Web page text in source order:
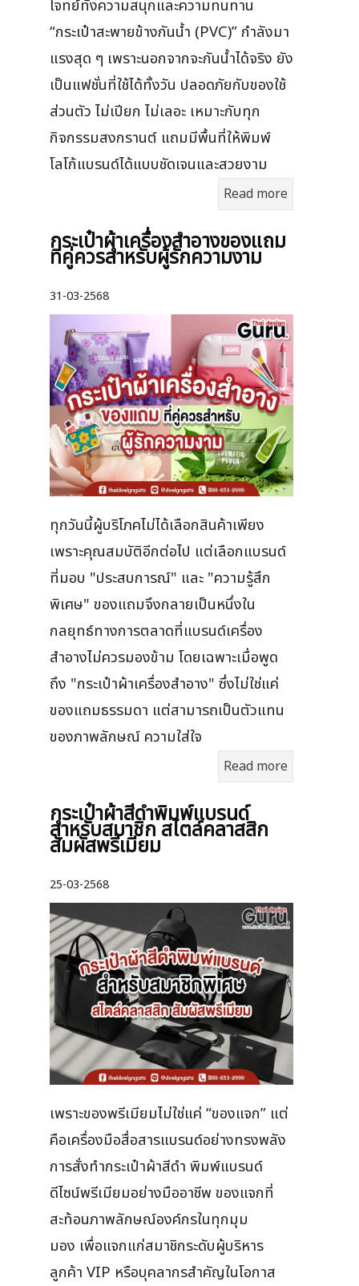
โจทย์ทั้งความสนุกและความทนทาน
“กระเป๋าสะพายข้างกันน้ำ (PVC)” กำลังมา
แรงสุด ๆ เพราะนอกจากจะกันน้ำได้จริง ยัง
เป็นแฟชั่นที่ใช้ได้ทั้งวัน ปลอดภัยกับของใช้
ส่วนตัว ไม่เปียก ไม่เลอะ เหมาะกับทุก
กิจกรรมสงกรานต์ แถมมีพื้นที่ให้พิมพ์
โลโก้แบรนด์ได้แบบชัดเจนและสวยงาม
Read more
กระเป๋าผ้าเครื่องสําอางของแถม
ที่คู่ควรสำหรับผู้รักความงาม
31-03-2568
ทุกวันนี้ผู้บริโภคไม่ได้เลือกสินค้าเพียง
เพราะคุณสมบัติอีกต่อไป แต่เลือกแบรนด์
ที่มอบ "ประสบการณ์" และ "ความรู้สึก
พิเศษ" ของแถมจึงกลายเป็นหนึ่งใน
กลยุทธ์ทางการตลาดที่แบรนด์เครื่อง
สำอางไม่ควรมองข้าม โดยเฉพาะเมื่อพูด
ถึง "กระเป๋าผ้าเครื่องสำอาง" ซึ่งไม่ใช่แค่
ของแถมธรรมดา แต่สามารถเป็นตัวแทน
ของภาพลักษณ์ ความใส่ใจ
Read more
กระเป๋าผ้าสีดำพิมพ์แบรนด์
สำหรับสมาชิก สไตล์คลาสสิก
สัมผัสพรีเมียม
25-03-2568
เพราะของพรีเมียมไม่ใช่แค่ “ของแจก” แต่
คือเครื่องมือสื่อสารแบรนด์อย่างทรงพลัง
การสั่งทำกระเป๋าผ้าสีดำ พิมพ์แบรนด์
ดีไซน์พรีเมียมอย่างมืออาชีพ ของแจกที่
สะท้อนภาพลักษณ์องค์กรในทุกมุม
มอง เพื่อแจกแก่สมาชิกระดับผู้บริหาร
ลูกค้า VIP หรือบุคลากรสำคัญในโอกาส